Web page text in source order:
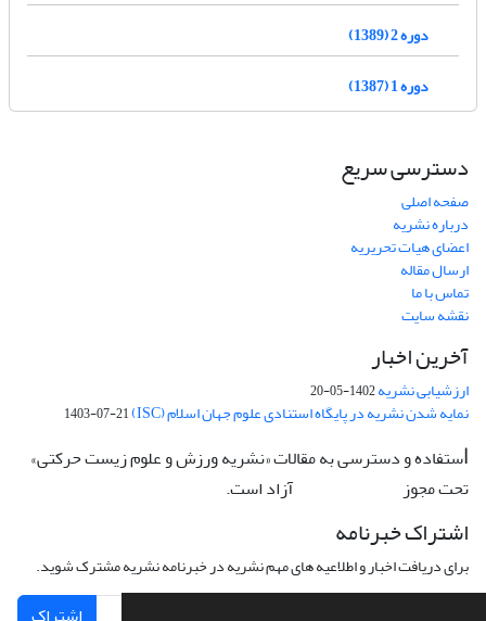
دوره 2 (1389)
دوره 1 (1387)
دسترسی سریع
صفحه اصلی
درباره نشریه
اعضای هیات تحریریه
ارسال مقاله
تماس با ما
نقشه سایت
آخرین اخبار
ارزشیابی نشریه1402-05-20
نمایه شدن نشریه در پایگاه استنادی علوم جهان اسلام (ISC) 1403-07-21
استفاده و دسترسی به مقالات «نشریه ورزش و علوم زیست حرکتی»
تحت مجوز
آزاد است.
اشتراک خبرنامه
برای دریافت اخبار و اطلاعیه های مهم نشریه در خبرنامه نشریه مشترک شوید.